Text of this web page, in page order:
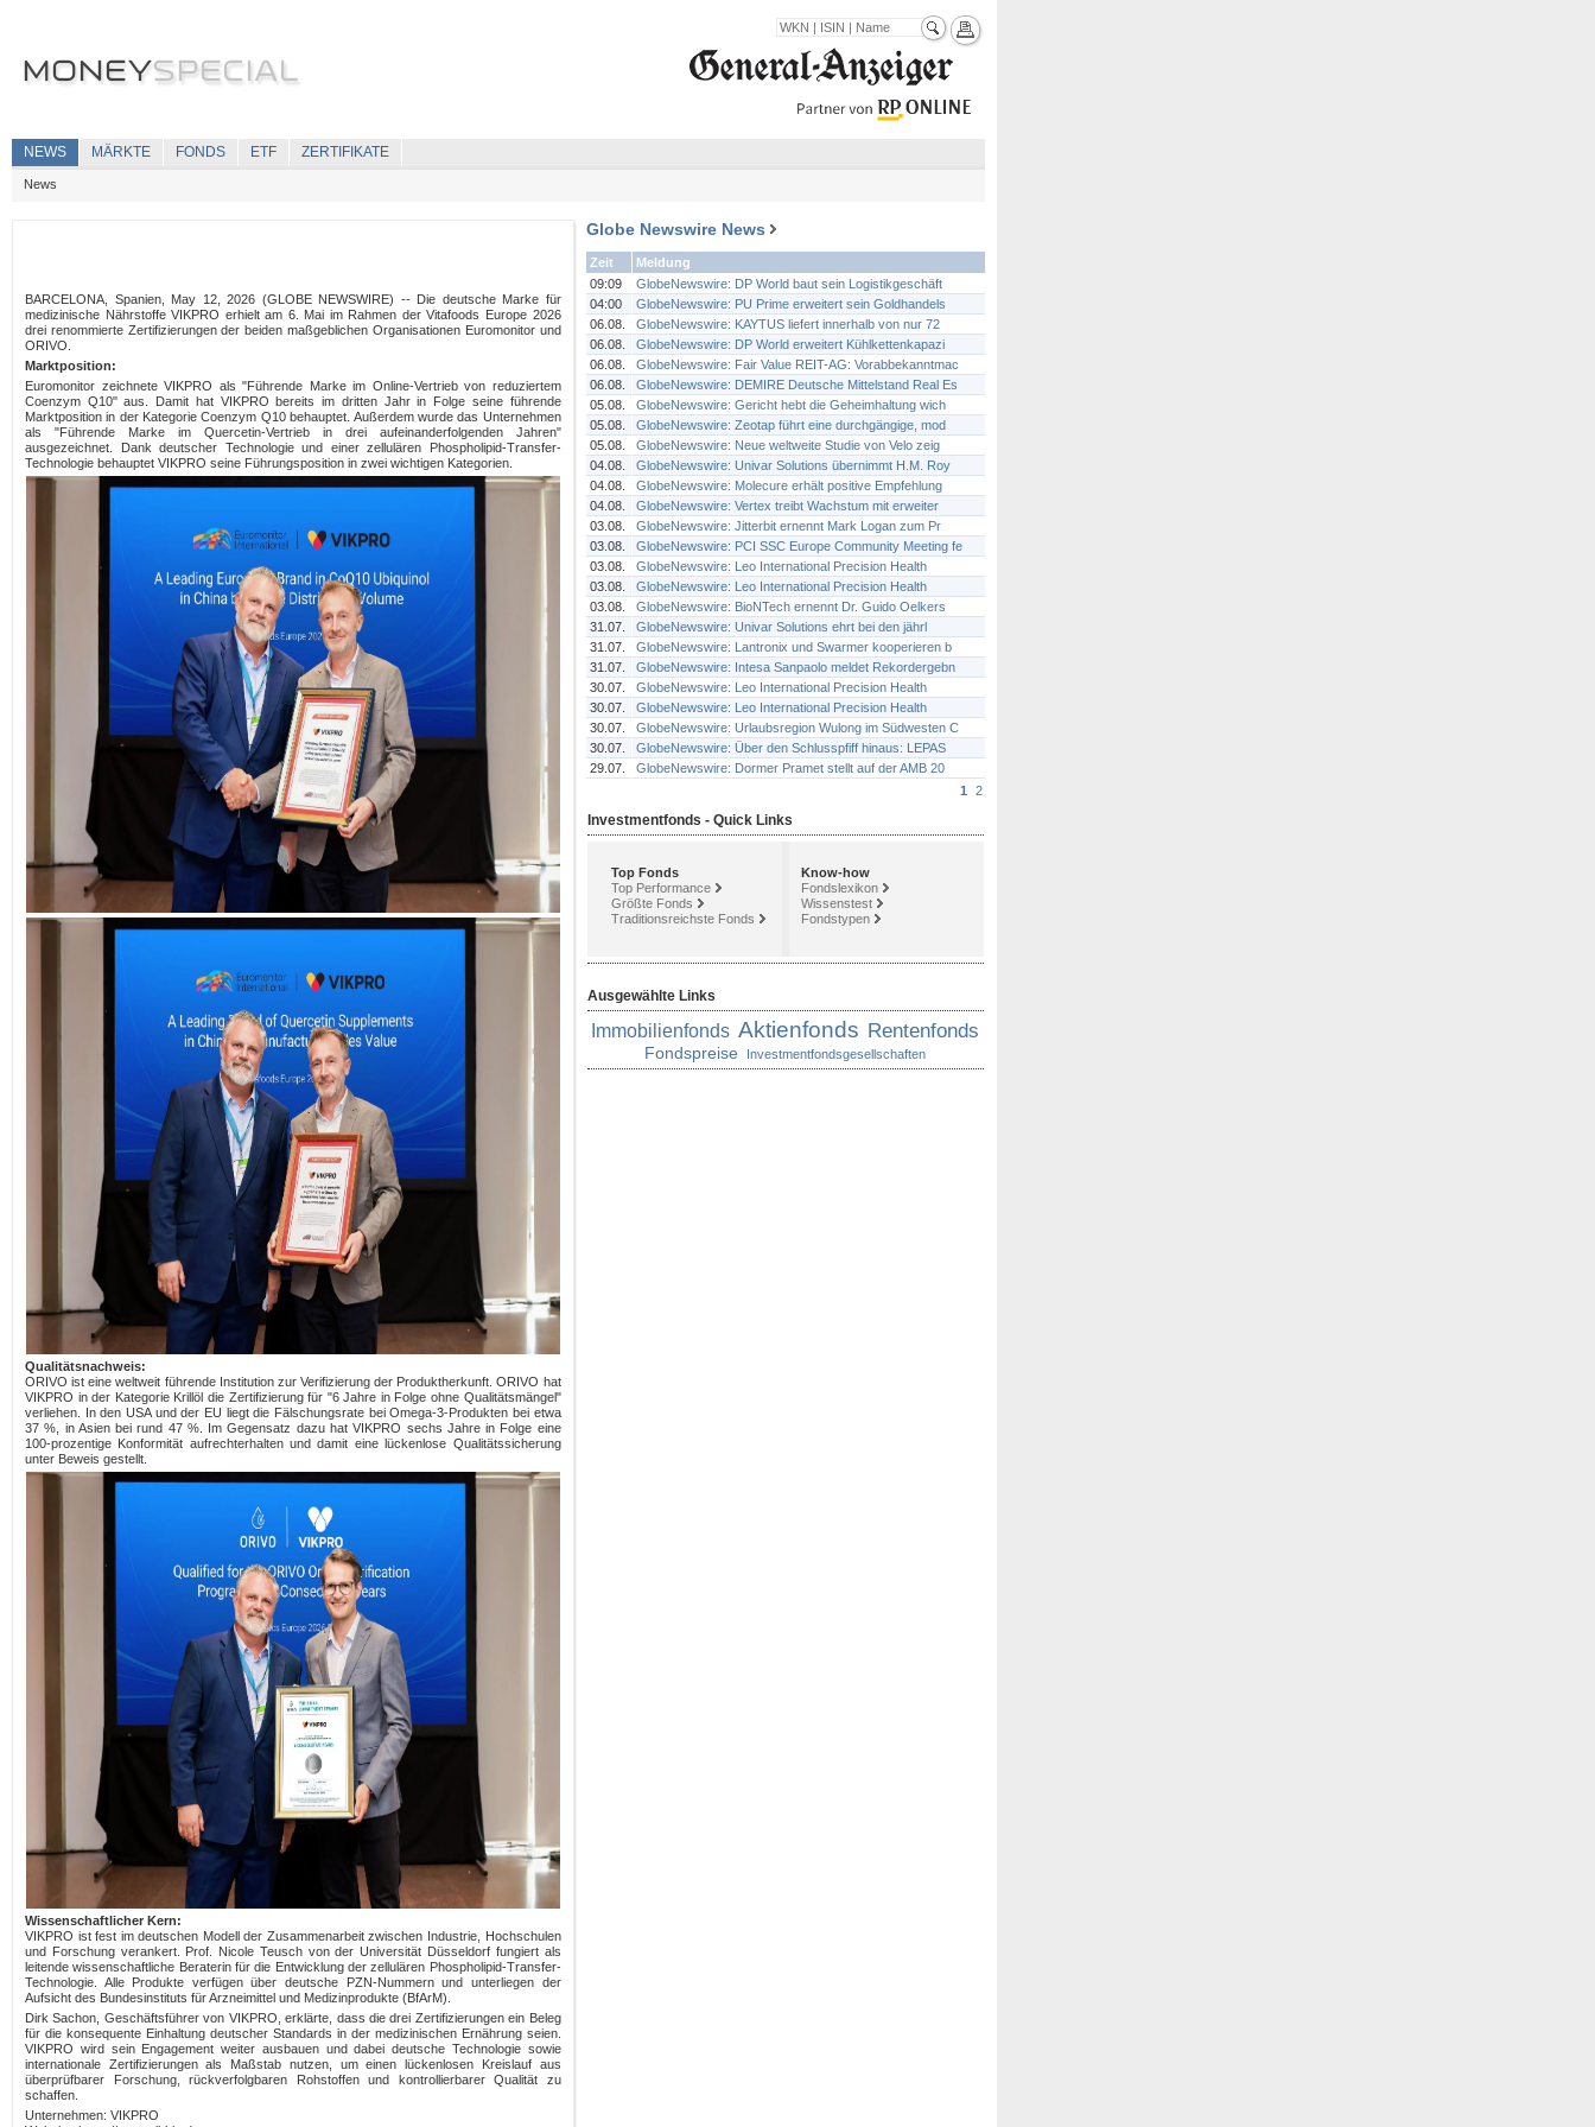
NEWS MÄRKTE FONDS ETF ZERTIFIKATE
News
BARCELONA, Spanien, May 12, 2026 (GLOBE NEWSWIRE) -- Die deutsche Marke für
medizinische Nährstoffe VIKPRO erhielt am 6. Mai im Rahmen der Vitafoods Europe 2026
drei renommierte Zertifizierungen der beiden maßgeblichen Organisationen Euromonitor und
ORIVO.
Marktposition:
Euromonitor zeichnete VIKPRO als "Führende Marke im Online-Vertrieb von reduziertem
Coenzym Q10" aus. Damit hat VIKPRO bereits im dritten Jahr in Folge seine führende
Marktposition in der Kategorie Coenzym Q10 behauptet. Außerdem wurde das Unternehmen
als "Führende Marke im Quercetin-Vertrieb in drei aufeinanderfolgenden Jahren"
ausgezeichnet. Dank deutscher Technologie und einer zellulären Phospholipid-Transfer-
Technologie behauptet VIKPRO seine Führungsposition in zwei wichtigen Kategorien.
Qualitätsnachweis:
ORIVO ist eine weltweit führende Institution zur Verifizierung der Produktherkunft. ORIVO hat
VIKPRO in der Kategorie Krillöl die Zertifizierung für "6 Jahre in Folge ohne Qualitätsmängel"
verliehen. In den USA und der EU liegt die Fälschungsrate bei Omega-3-Produkten bei etwa
37 %, in Asien bei rund 47 %. Im Gegensatz dazu hat VIKPRO sechs Jahre in Folge eine
100-prozentige Konformität aufrechterhalten und damit eine lückenlose Qualitätssicherung
unter Beweis gestellt.
Wissenschaftlicher Kern:
VIKPRO ist fest im deutschen Modell der Zusammenarbeit zwischen Industrie, Hochschulen
und Forschung verankert. Prof. Nicole Teusch von der Universität Düsseldorf fungiert als
leitende wissenschaftliche Beraterin für die Entwicklung der zellulären Phospholipid-Transfer-
Technologie. Alle Produkte verfügen über deutsche PZN-Nummern und unterliegen der
Aufsicht des Bundesinstituts für Arzneimittel und Medizinprodukte (BfArM).
Dirk Sachon, Geschäftsführer von VIKPRO, erklärte, dass die drei Zertifizierungen ein Beleg
für die konsequente Einhaltung deutscher Standards in der medizinischen Ernährung seien.
VIKPRO wird sein Engagement weiter ausbauen und dabei deutsche Technologie sowie
internationale Zertifizierungen als Maßstab nutzen, um einen lückenlosen Kreislauf aus
überprüfbarer Forschung, rückverfolgbaren Rohstoffen und kontrollierbarer Qualität zu
schaffen.
Unternehmen: VIKPRO
Globe Newswire News
Zeit
Meldung
09:09
GlobeNewswire: DP World baut sein Logistikgeschäft
04:00
GlobeNewswire: PU Prime erweitert sein Goldhandels
06.08.
GlobeNewswire: KAYTUS liefert innerhalb von nur 72
06.08.
GlobeNewswire: DP World erweitert Kühlkettenkapazi
06.08.
GlobeNewswire: Fair Value REIT-AG: Vorabbekanntmac
06.08.
GlobeNewswire: DEMIRE Deutsche Mittelstand Real Es
05.08.
GlobeNewswire: Gericht hebt die Geheimhaltung wich
05.08.
GlobeNewswire: Zeotap führt eine durchgängige, mod
05.08.
GlobeNewswire: Neue weltweite Studie von Velo zeig
04.08.
GlobeNewswire: Univar Solutions übernimmt H.M. Roy
04.08.
GlobeNewswire: Molecure erhält positive Empfehlung
04.08.
GlobeNewswire: Vertex treibt Wachstum mit erweiter
03.08.
GlobeNewswire: Jitterbit ernennt Mark Logan zum Pr
03.08.
GlobeNewswire: PCI SSC Europe Community Meeting fe
03.08.
GlobeNewswire: Leo International Precision Health
03.08.
GlobeNewswire: Leo International Precision Health
03.08.
GlobeNewswire: BioNTech ernennt Dr. Guido Oelkers
31.07.
GlobeNewswire: Univar Solutions ehrt bei den jährl
31.07.
GlobeNewswire: Lantronix und Swarmer kooperieren b
31.07.
GlobeNewswire: Intesa Sanpaolo meldet Rekordergebn
30.07.
GlobeNewswire: Leo International Precision Health
30.07.
GlobeNewswire: Leo International Precision Health
30.07.
GlobeNewswire: Urlaubsregion Wulong im Südwesten C
30.07.
GlobeNewswire: Über den Schlusspfiff hinaus: LEPAS
29.07.
GlobeNewswire: Dormer Pramet stellt auf der AMB 20
1
2
Investmentfonds - Quick Links
Top Fonds
Top Performance
Größte Fonds
Traditionsreichste Fonds
Know-how
Fondslexikon
Wissenstest
Fondstypen
Ausgewählte Links
Immobilienfonds Aktienfonds Rentenfonds
Fondspreise Investmentfondsgesellschaften